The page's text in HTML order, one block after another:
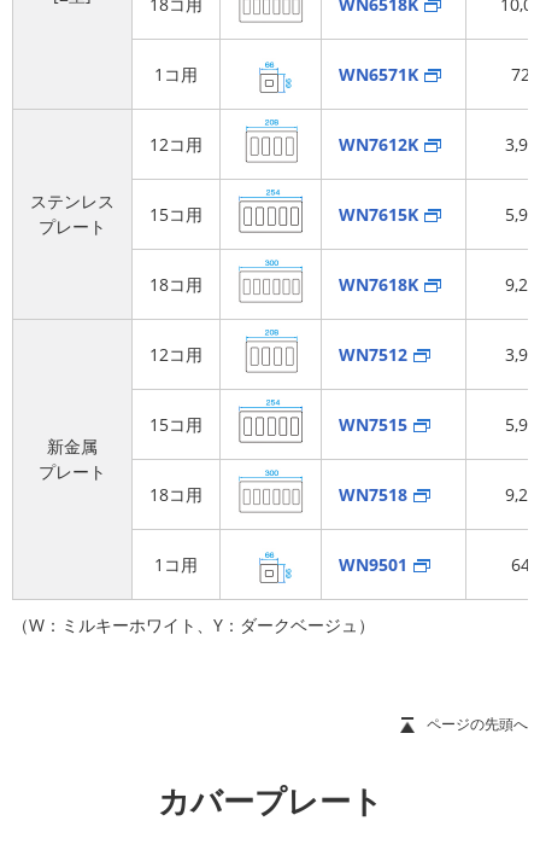
1コ用 WN6571K
ステンレス
プレート
12コ用 WN7612K
15コ用 WN7615K
18コ用 WN7618K
新金属
プレート
12コ用 WN7512
15コ用 WN7515
18コ用 WN7518
1コ用 WN9501
（W：ミルキーホワイト、Y：ダークベージュ）
ページの先頭へ
カバープレート